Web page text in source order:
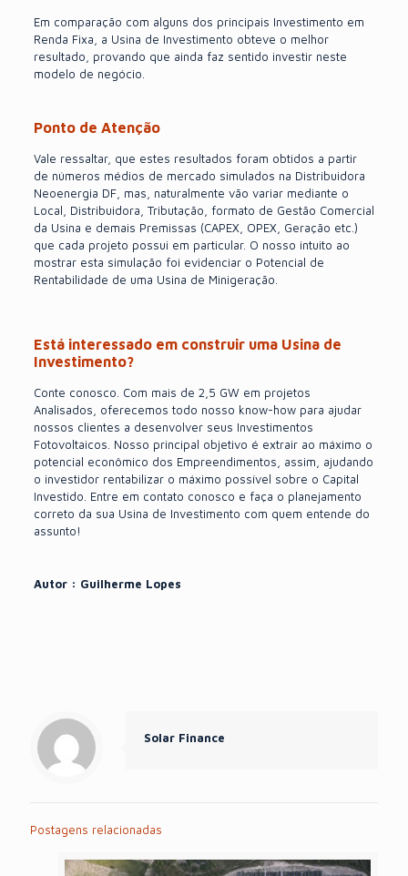
Em comparação com alguns dos principais Investimento em
Renda Fixa, a Usina de Investimento obteve o melhor
resultado, provando que ainda faz sentido investir neste
modelo de negócio.
Ponto de Atenção
Vale ressaltar, que estes resultados foram obtidos a partir
de números médios de mercado simulados na Distribuidora
Neoenergia DF, mas, naturalmente vão variar mediante o
Local, Distribuidora, Tributação, formato de Gestão Comercial
da Usina e demais Premissas (CAPEX, OPEX, Geração etc.)
que cada projeto possui em particular. O nosso intuito ao
mostrar esta simulação foi evidenciar o Potencial de
Rentabilidade de uma Usina de Minigeração.
Está interessado em construir uma Usina de
Investimento?
Conte conosco. Com mais de 2,5 GW em projetos
Analisados, oferecemos todo nosso know-how para ajudar
nossos clientes a desenvolver seus Investimentos
Fotovoltaicos. Nosso principal objetivo é extrair ao máximo o
potencial econômico dos Empreendimentos, assim, ajudando
o investidor rentabilizar o máximo possível sobre o Capital
Investido. Entre em contato conosco e faça o planejamento
correto da sua Usina de Investimento com quem entende do
assunto!
Autor : Guilherme Lopes
Solar Finance
Postagens relacionadas